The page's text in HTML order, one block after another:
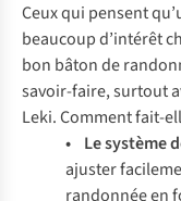
Ceux qui pensent
beaucoup d’intérêt
bon bâton de
savoir-faire, surtout
Leki. Comment fait-
• Le système
ajuster
randonnée en